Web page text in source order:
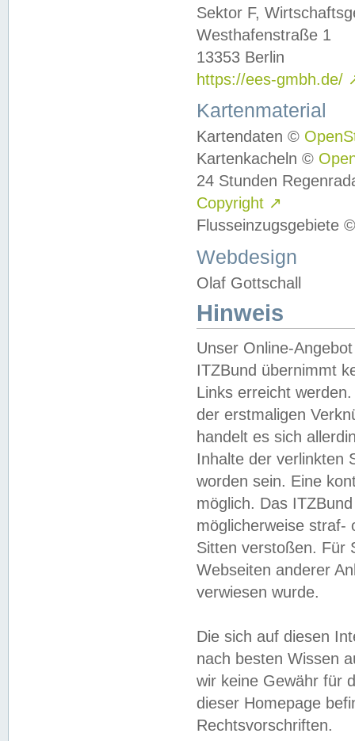
Sektor F,
Westhafenstraße 1
13353 Berlin
https://ees-gmbh.de/
Kartenmaterial
Kartendaten ©
Kartenkacheln ©
24 Stunden
Copyright ↗
Flusseinzugsgebiete
Webdesign
Olaf Gottschall
Hinweis
Unser Online-
ITZBund übernimmt
Links erreicht
der erstmaligen
handelt es sich
Inhalte der verlinkten
worden sein. Eine
möglich. Das
möglicherweise straf-
Sitten verstoßen. Für
Webseiten anderer
verwiesen wurde.
Die sich auf diesen
nach besten Wissen
wir keine Gewähr für
dieser Homepage
Rechtsvorschriften.